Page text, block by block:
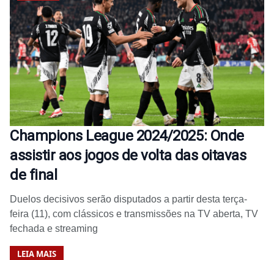
Champions League 2024/2025: Onde
assistir aos jogos de volta das oitavas
de final
Duelos decisivos serão disputados a partir desta terça-
feira (11), com clássicos e transmissões na TV aberta, TV
fechada e streaming
LEIA MAIS